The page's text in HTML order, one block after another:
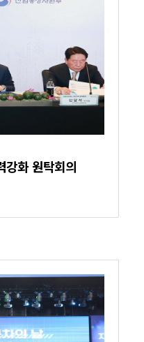
강화 원탁회의